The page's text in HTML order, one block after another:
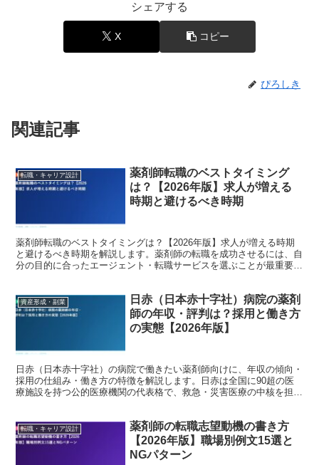
シェアする
X コピー
ぴろしき
関連記事
転職・キャリア設計
薬剤師転職のベストタイミング
は？【2026年版】求人が増える
時期と避けるべき時期
薬剤師転職のベストタイミングは？【2026年版】求人が増える時期
と避けるべき時期を解説します。薬剤師の転職を成功させるには、自
分の目的に合ったエージェント・転職サービスを選ぶことが最重要で
資産形成・副業
日赤（日本赤十字社）病院の薬剤
師の年収・評判は？採用と働き方
の実態【2026年版】
日赤（日本赤十字社）の病院で働きたい薬剤師向けに、年収の傾向・
採用の仕組み・働き方の特徴を解説します。日赤は全国に90超の医
療施設を持つ公的医療機関の代表格で、救急・災害医療の中核を担う
転職・キャリア設計
薬剤師の転職志望動機の書き方
【2026年版】職場別例文15選と
NGパターン